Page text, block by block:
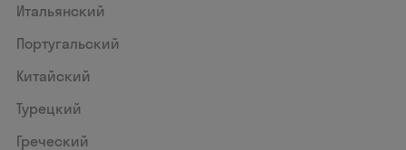
Итальянский
Португальский
Китайский
Турецкий
Греческий